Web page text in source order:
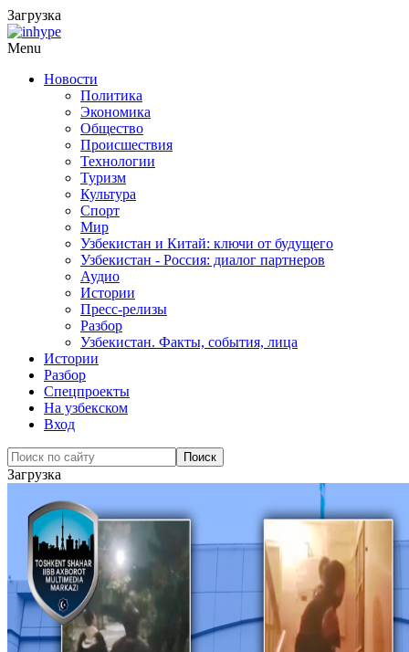
Загрузка
Menu
Новости
Политика
Экономика
Общество
Происшествия
Технологии
Туризм
Культура
Спорт
Мир
Узбекистан и Китай: ключи от будущего
Узбекистан - Россия: диалог партнеров
Аудио
Истории
Пресс-релизы
Разбор
Узбекистан. Факты, события, лица
Истории
Разбор
Спецпроекты
На узбекском
Вход
Загрузка